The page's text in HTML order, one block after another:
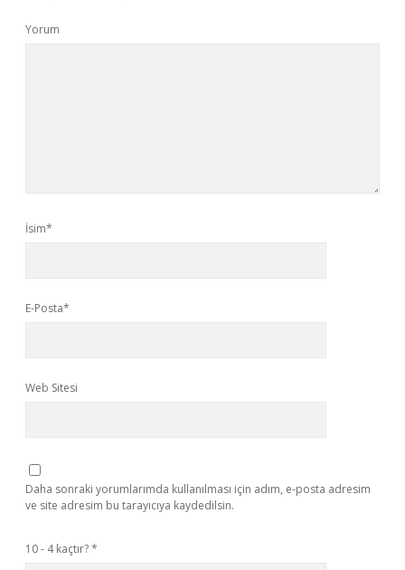
Yorum
İsim*
E-Posta*
Web Sitesi
Daha sonraki yorumlarımda kullanılması için adım, e-posta adresim
ve site adresim bu tarayıcıya kaydedilsin.
10 - 4 kaçtır?*